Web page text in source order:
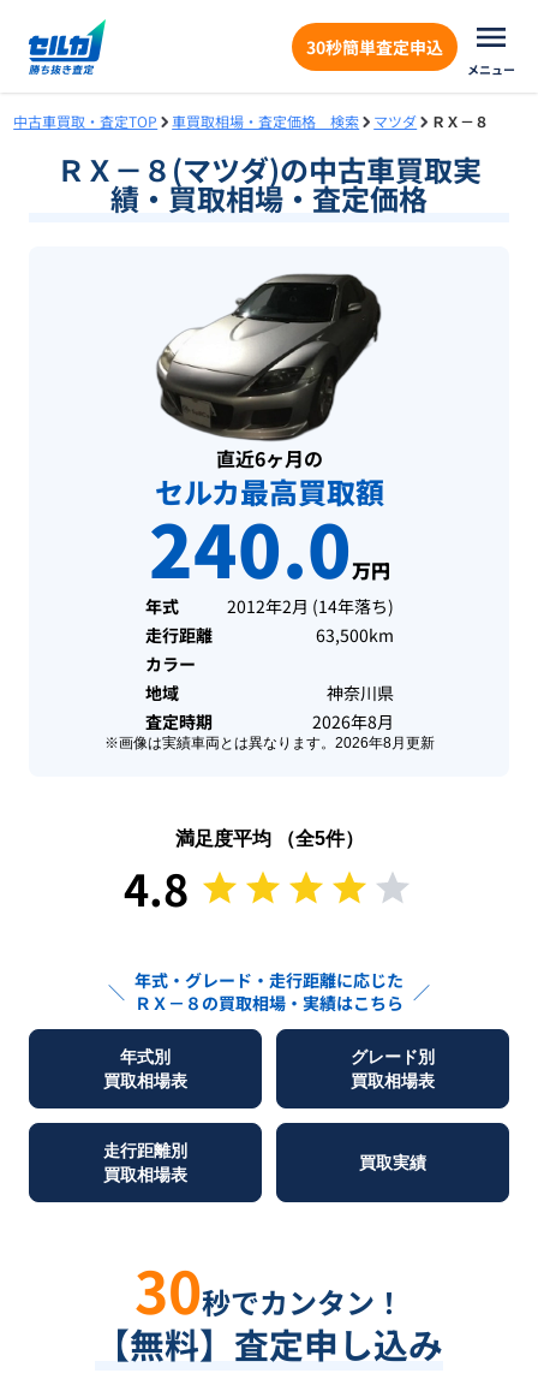
30秒簡単査定申込
メニュー
中古車買取・査定TOP 車買取相場・査定価格 検索 マツダ ＲＸ－８
ＲＸ－８(マツダ)の中古車買取実
績・買取相場・査定価格
直近6ヶ月の
セルカ最高買取額
240.0万円
年式 2012年2月 (14年落ち)
走行距離
63,500km
カラー
地域
神奈川県
査定時期
2026年8月
※画像は実績車両とは異なります。 2026年8月 更新
満足度平均 （全5件）
4.8
＼ 年式・グレード・走行距離に応じた
ＲＸ－８ の買取相場・実績はこちら ／
年式別
買取相場表
グレード別
買取相場表
走行距離別
買取相場表
買取実績
30秒でカンタン！
【無料】査定申し込み